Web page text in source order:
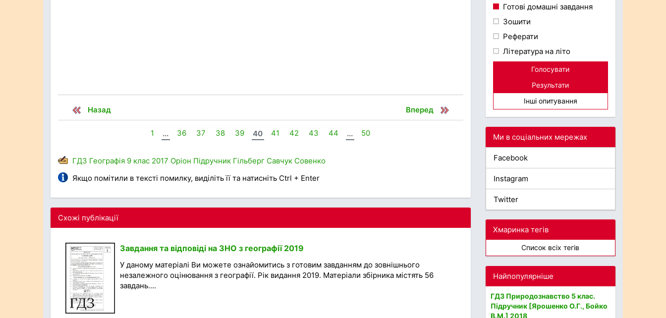
Назад Вперед
1 ... 36 37 38 39 40 41 42 43 44 ... 50
ГДЗ Географія 9 клас 2017 Оріон Підручник Гільберг Савчук Совенко
Якщо помітили в тексті помилку, виділіть її та натисніть Ctrl + Enter
Схожі публікації
Завдання та відповіді на ЗНО з географії 2019
У даному матеріалі Ви можете ознайомитись з готовим завданням до зовнішнього
незалежного оцінювання з географії. Рік видання 2019. Матеріали збірника містять 56
завдань....
Готові домашні завдання
Зошити
Реферати
Література на літо
Голосувати
Результати
Інші опитування
Ми в соціальних мережах
Facebook
Instagram
Twitter
Хмаринка тегів
Список всіх тегів
Найпопулярніше
ГДЗ Природознавство 5 клас.
Підручник [Ярошенко О.Г., Бойко
В.М.] 2018